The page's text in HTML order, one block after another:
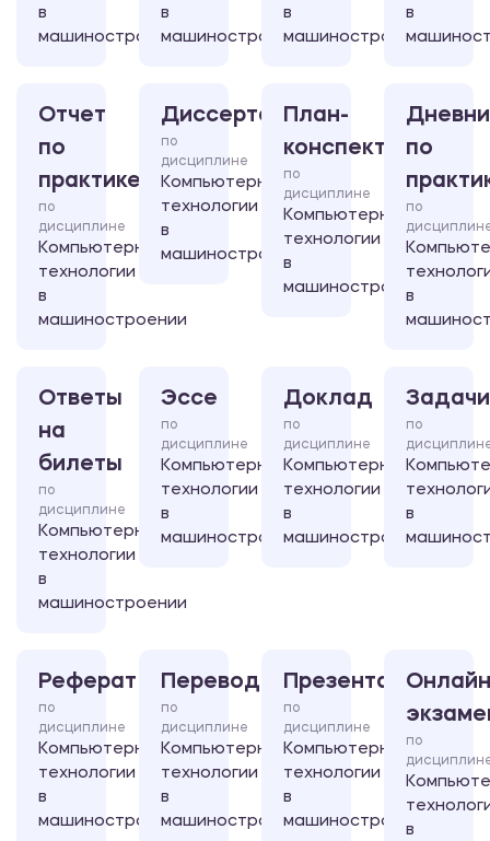
в
машиностроении
в
машиностроении
в
машиностроении
в
Отчет
по
практике
по
дисциплине
Компьютерные
технологии
в
машиностроении
Диссертация
по
дисциплине
Компьютерные
технологии
в
машиностроении
План-
конспект
по
дисциплине
Компьютерные
технологии
в
машиностроении
по
по
в
Ответы
на
билеты
по
дисциплине
Компьютерные
технологии
в
машиностроении
Эссе
по
дисциплине
Компьютерные
технологии
в
машиностроении
Доклад
по
дисциплине
Компьютерные
технологии
в
машиностроении
Задачи
по
в
Реферат
по
дисциплине
Компьютерные
технологии
в
машиностроении
Перевод
по
дисциплине
Компьютерные
технологии
в
машиностроении
Презентация
по
дисциплине
Компьютерные
технологии
в
машиностроении
по
в